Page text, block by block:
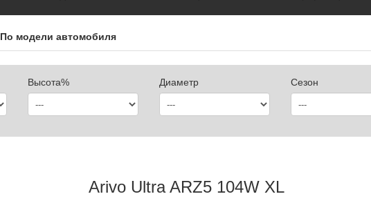
По модели автомобиля
Высота% Диаметр Сезон
Arivo Ultra ARZ5 104W XL